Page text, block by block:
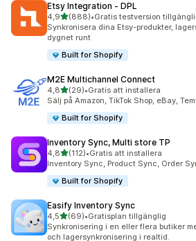
Etsy Integration ‑ DPL
4,9av 5 stjärnor
(888)
888 recensioner totalt
•Gratis testversion
Synkronisera dina Etsy-produkter,
dygnet runt
Built for Shopify
M2E Multichannel Connect
4,8av 5 stjärnor
(29)
29 recensioner totalt
•Gratis att installera
Sälj på Amazon, TikTok Shop, eBay,
Built for Shopify
Inventory Sync, Multi store TP
4,8av 5 stjärnor
(112)
112 recensioner totalt
•Gratis att installera
Inventory Sync, Product Sync, Order
Built for Shopify
Easify Inventory Sync
4,5av 5 stjärnor
(69)
69 recensioner totalt
•Gratisplan tillgänglig
Synkronisering i en eller flera butiker
och lagersynkronisering i realtid.